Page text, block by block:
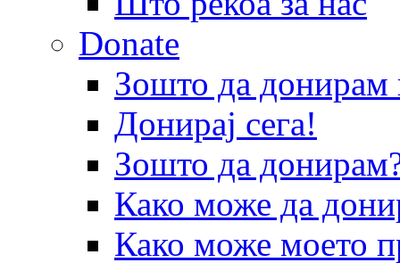
Donate
Зошто да
Донирај сега!
Зошто да
Како може да
Како може моето